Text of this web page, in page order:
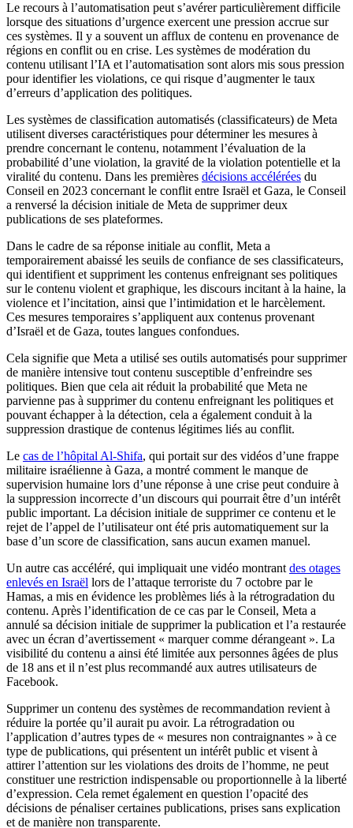
Le recours à l’automatisation peut s’avérer particulièrement difficile
lorsque des situations d’urgence exercent une pression accrue sur
ces systèmes. Il y a souvent un afflux de contenu en provenance de
régions en conflit ou en crise. Les systèmes de modération du
contenu utilisant l’IA et l’automatisation sont alors mis sous pression
pour identifier les violations, ce qui risque d’augmenter le taux
d’erreurs d’application des politiques.
Les systèmes de classification automatisés (classificateurs) de Meta
utilisent diverses caractéristiques pour déterminer les mesures à
prendre concernant le contenu, notamment l’évaluation de la
probabilité d’une violation, la gravité de la violation potentielle et la
viralité du contenu. Dans les premières décisions accélérées du
Conseil en 2023 concernant le conflit entre Israël et Gaza, le Conseil
a renversé la décision initiale de Meta de supprimer deux
publications de ses plateformes.
Dans le cadre de sa réponse initiale au conflit, Meta a
temporairement abaissé les seuils de confiance de ses classificateurs,
qui identifient et suppriment les contenus enfreignant ses politiques
sur le contenu violent et graphique, les discours incitant à la haine, la
violence et l’incitation, ainsi que l’intimidation et le harcèlement.
Ces mesures temporaires s’appliquent aux contenus provenant
d’Israël et de Gaza, toutes langues confondues.
Cela signifie que Meta a utilisé ses outils automatisés pour supprimer
de manière intensive tout contenu susceptible d’enfreindre ses
politiques. Bien que cela ait réduit la probabilité que Meta ne
parvienne pas à supprimer du contenu enfreignant les politiques et
pouvant échapper à la détection, cela a également conduit à la
suppression drastique de contenus légitimes liés au conflit.
Le cas de l’hôpital Al-Shifa, qui portait sur des vidéos d’une frappe
militaire israélienne à Gaza, a montré comment le manque de
supervision humaine lors d’une réponse à une crise peut conduire à
la suppression incorrecte d’un discours qui pourrait être d’un intérêt
public important. La décision initiale de supprimer ce contenu et le
rejet de l’appel de l’utilisateur ont été pris automatiquement sur la
base d’un score de classification, sans aucun examen manuel.
Un autre cas accéléré, qui impliquait une vidéo montrant des otages
enlevés en Israël lors de l’attaque terroriste du 7 octobre par le
Hamas, a mis en évidence les problèmes liés à la rétrogradation du
contenu. Après l’identification de ce cas par le Conseil, Meta a
annulé sa décision initiale de supprimer la publication et l’a restaurée
avec un écran d’avertissement « marquer comme dérangeant ». La
visibilité du contenu a ainsi été limitée aux personnes âgées de plus
de 18 ans et il n’est plus recommandé aux autres utilisateurs de
Facebook.
Supprimer un contenu des systèmes de recommandation revient à
réduire la portée qu’il aurait pu avoir. La rétrogradation ou
l’application d’autres types de « mesures non contraignantes » à ce
type de publications, qui présentent un intérêt public et visent à
attirer l’attention sur les violations des droits de l’homme, ne peut
constituer une restriction indispensable ou proportionnelle à la liberté
d’expression. Cela remet également en question l’opacité des
décisions de pénaliser certaines publications, prises sans explication
et de manière non transparente.